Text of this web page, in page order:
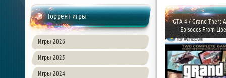
Торрент игры
Игры 2026
Игры 2025
Игры 2024
GTA 4 / Grand Theft
Episodes From